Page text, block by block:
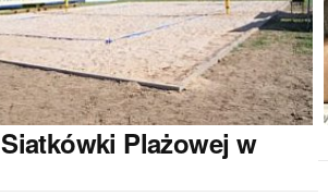
Siatkówki Plażowej w